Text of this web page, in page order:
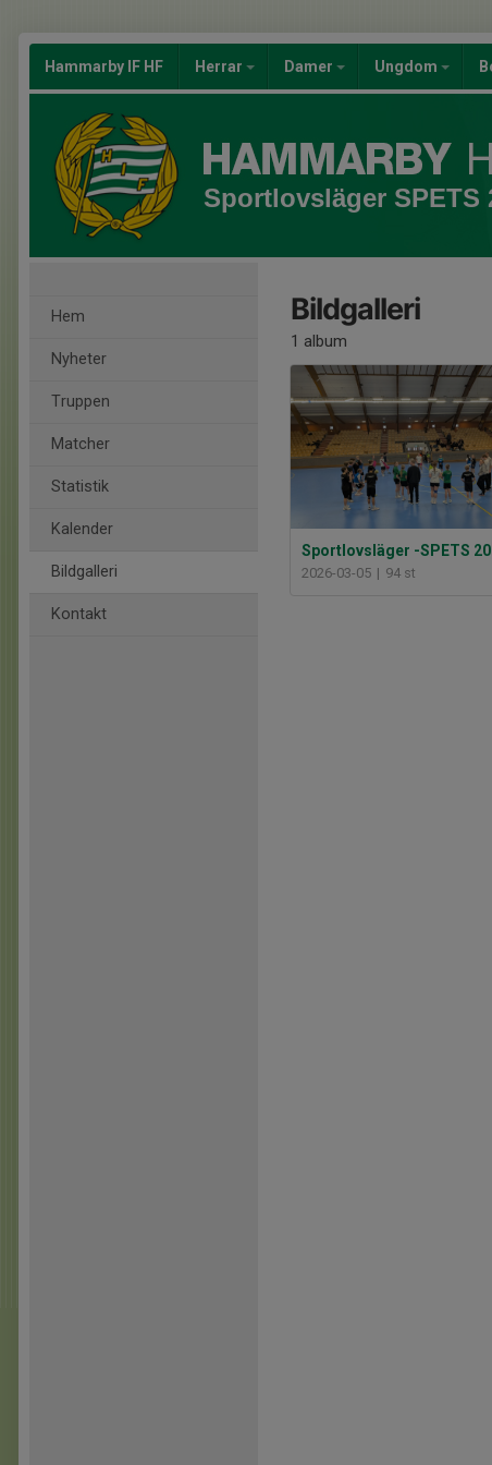
Hammarby IF HF Herrar Damer Ungdom
Sportlovsläger SPETS
Hem
Nyheter
Truppen
Matcher
Statistik
Kalender
Bildgalleri
Kontakt
Bildgalleri
1 album
2026-03-05 | 94 st